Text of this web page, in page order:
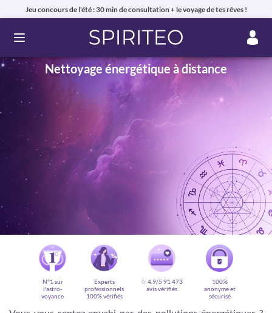
Jeu concours de l'été : 30 min de consultation + le voyage de tes rêves !
Ouvrir le menu
Nettoyage énergétique à distance
Voyance privée en ligne par téléphone, chat ou mail
99% de clients satisfaits, avis authentiques !
N°1 sur
l'astro-
voyance
Experts
professionnels
100% vérifiés
☆ 4.9/5 91 473
avis vérifiés
100%
anonyme et
sécurisé